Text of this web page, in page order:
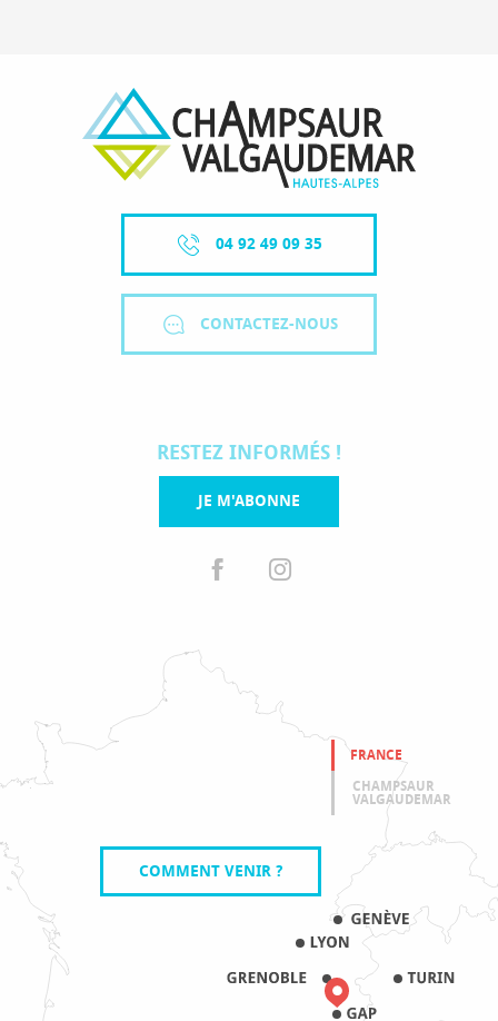
04 92 49 09 35
CONTACTEZ-NOUS
RESTEZ INFORMÉS !
JE M'ABONNE
FRANCE
CHAMPSAUR
VALGAUDEMAR
COMMENT VENIR ?